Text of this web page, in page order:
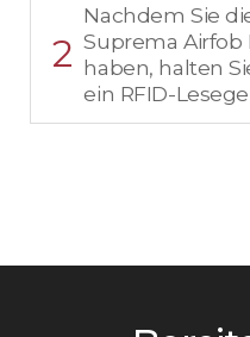
2
Nachdem Sie
Suprema Airfob
haben, halten
ein RFID-